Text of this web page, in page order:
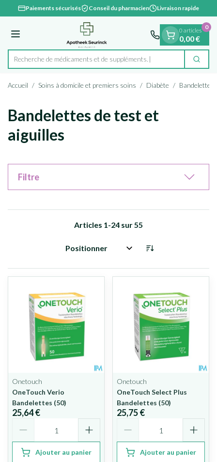
Aller au contenu
1 de 1
Paiements sécurisés Conseil du pharmacien Livraison rapide
Menu
Rechercher
Recherche de médicamen
0 articles
0,00 €
0
Accueil / Soins à domicile et premiers soins / Diabète / Bandelettes
Bandelettes de test et
aiguilles
Filtre
Articles 1-24 sur55
Trier par:
Onetouch
OneTouch Verio
Bandelettes (50)
25,64 €
Ajouter au panier
Onetouch
OneTouch Select Plus
Bandelettes (50)
25,75 €
Ajouter au panier